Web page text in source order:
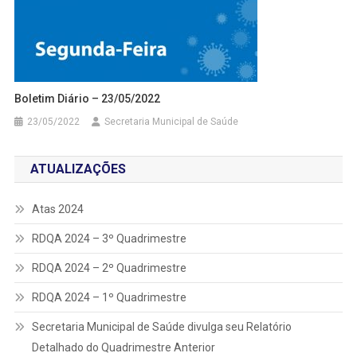
Boletim Diário – 23/05/2022
23/05/2022 Secretaria Municipal de Saúde
ATUALIZAÇÕES
Atas 2024
RDQA 2024 – 3º Quadrimestre
RDQA 2024 – 2º Quadrimestre
RDQA 2024 – 1º Quadrimestre
Secretaria Municipal de Saúde divulga seu Relatório
Detalhado do Quadrimestre Anterior